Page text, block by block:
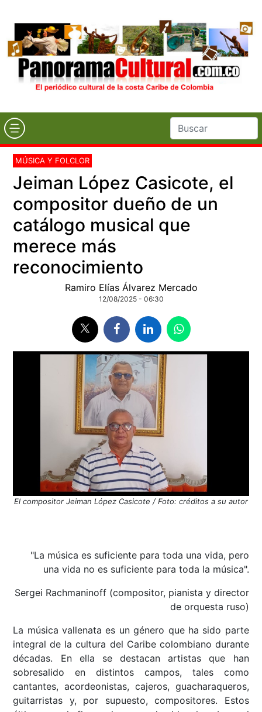
MÚSICA Y FOLCLOR
Jeiman López Casicote, el
compositor dueño de un
catálogo musical que
merece más
reconocimiento
Ramiro Elías Álvarez Mercado
12/08/2025 - 06:30
El compositor Jeiman López Casicote / Foto: créditos a su autor
"La música es suficiente para toda una vida, pero
una vida no es suficiente para toda la música".
Sergei Rachmaninoff (compositor, pianista y director
de orquesta ruso)
La música vallenata es un género que ha sido parte
integral de la cultura del Caribe colombiano durante
décadas. En ella se destacan artistas que han
sobresalido en distintos campos, tales como
cantantes, acordeonistas, cajeros, guacharaqueros,
guitarristas y, por supuesto, compositores. Estos